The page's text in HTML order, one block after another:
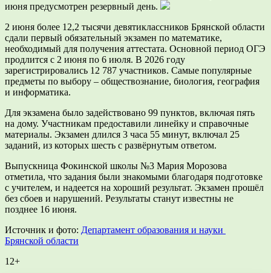
июня предусмотрен резервный день.
2 июня более 12,2 тысячи девятиклассников Брянской области
сдали первый обязательный экзамен по математике,
необходимый для получения аттестата. Основной период ОГЭ
продлится с 2 июня по 6 июля. В 2026 году
зарегистрировались 12 787 участников. Самые популярные
предметы по выбору – обществознание, биология, география
и информатика.
Для экзамена было задействовано 99 пунктов, включая пять
на дому. Участникам предоставили линейку и справочные
материалы. Экзамен длился 3 часа 55 минут, включал 25
заданий, из которых шесть с развёрнутым ответом.
Выпускница Фокинской школы №3 Мария Морозова
отметила, что задания были знакомыми благодаря подготовке
с учителем, и надеется на хороший результат. Экзамен прошёл
без сбоев и нарушений. Результаты станут известны не
позднее 16 июня.
Источник и фото: Департамент образования и науки
Брянской области
12+